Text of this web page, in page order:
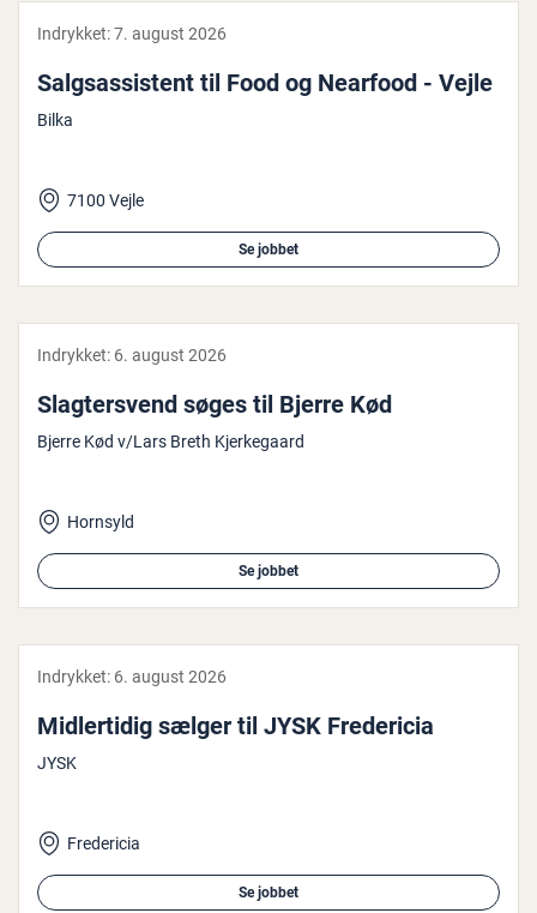
Indrykket:7. august 2026
Salgs­as­si­stent til Food og Nearfood - Vejle
Bilka
7100 Vejle
Se jobbet
Indrykket: 6. august 2026
Slag­ter­s­vend søges til Bjerre Kød
Bjerre Kød v/Lars Breth Kjerkegaard
Hornsyld
Se jobbet
Indrykket: 6. august 2026
Mid­ler­ti­dig sælger til JYSK Fre­de­ri­cia
JYSK
Fredericia
Se jobbet